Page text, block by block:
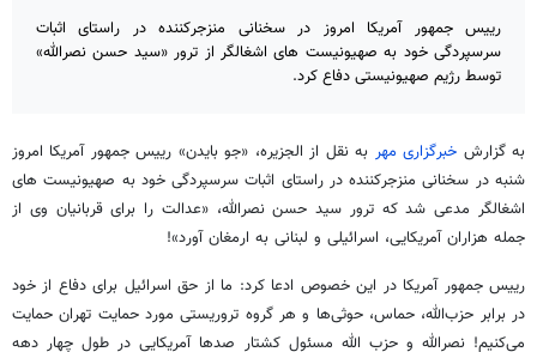
رییس جمهور آمریکا امروز در سخنانی منزجرکننده در راستای اثبات
سرسپردگی خود به صهیونیست های اشغالگر از ترور «سید حسن نصرالله»
توسط رژیم صهیونیستی دفاع کرد.
به گزارش خبرگزاری مهر به نقل از الجزیره، «جو بایدن» رییس جمهور آمریکا امروز
شنبه در سخنانی منزجرکننده در راستای اثبات سرسپردگی خود به صهیونیست های
اشغالگر مدعی شد که ترور سید حسن نصرالله، «عدالت را برای قربانیان وی از
جمله هزاران آمریکایی، اسرائیلی و لبنانی به ارمغان آورد»!
رییس جمهور آمریکا در این خصوص ادعا کرد: ما از حق اسرائیل برای دفاع از خود
در برابر حزب‌الله، حماس، حوثی‌ها و هر گروه تروریستی مورد حمایت تهران حمایت
می‌کنیم! نصرالله و حزب الله مسئول کشتار صدها آمریکایی در طول چهار دهه